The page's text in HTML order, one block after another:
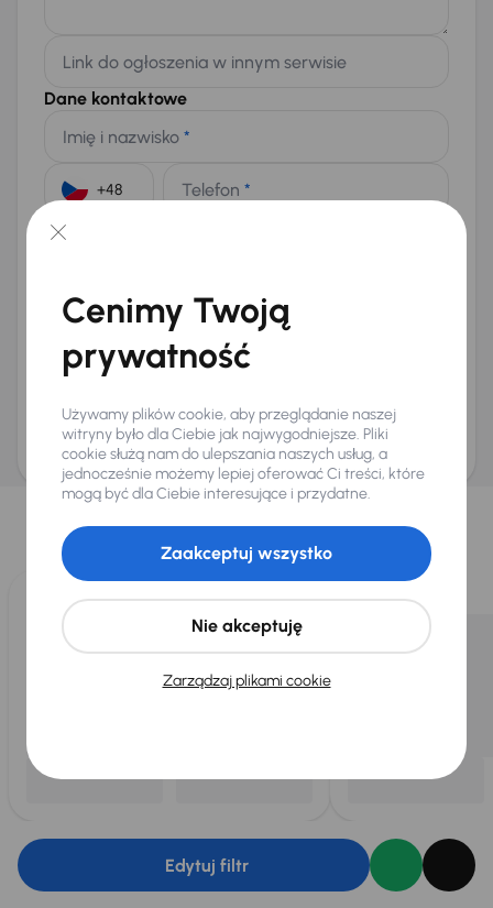
Link do ogłoszenia w innym serwisie
Dane kontaktowe
Imię i nazwisko *
Telefon *
E-mail
Na e-mail(opcjonalnie)
Na numer telefonu (opcjonalnie)
Wyślij zapytanie
ani zagwarantowaną dostępnością pojazdu. AURES Holdings a.s., z siedzibą
Dopraváků 874/15, Čimice, 184 00 Praga 8, będzie przechowywać i przetwarzać
Twoje dane osobowe zgodnie z zasadami ochrony i przetwarzaniadanych
osobowych.
Wybraliśmy dla Ciebie
Wybieramy dla Ciebie
z naszej oferty. Kupimy
dla Ciebiedo 400 pojazdówkażdego dnia.
Edytuj filtr
Cenimy Twoją
prywatność
Używamy plików cookie, aby przeglądanie naszej
witryny było dla Ciebie jak najwygodniejsze. Pliki
cookie służą nam do ulepszania naszych usług, a
jednocześnie możemy lepiej oferować Ci treści, które
mogą być dla Ciebie interesujące i przydatne.
Zarządzaj plikami cookie
Nie akceptuję
Zaakceptuj wszystko